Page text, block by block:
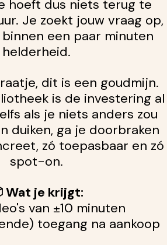
hoeft dus niets terug te
Je zoekt jouw vraag op,
een paar minuten
helderheid.
dit is een goudmijn.
is de investering al
als je niets anders zou
duiken, ga je doorbraken
zó toepasbaar en zó
spot-on.
Wat je krijgt:
van ±10 minuten
toegang na aankoop